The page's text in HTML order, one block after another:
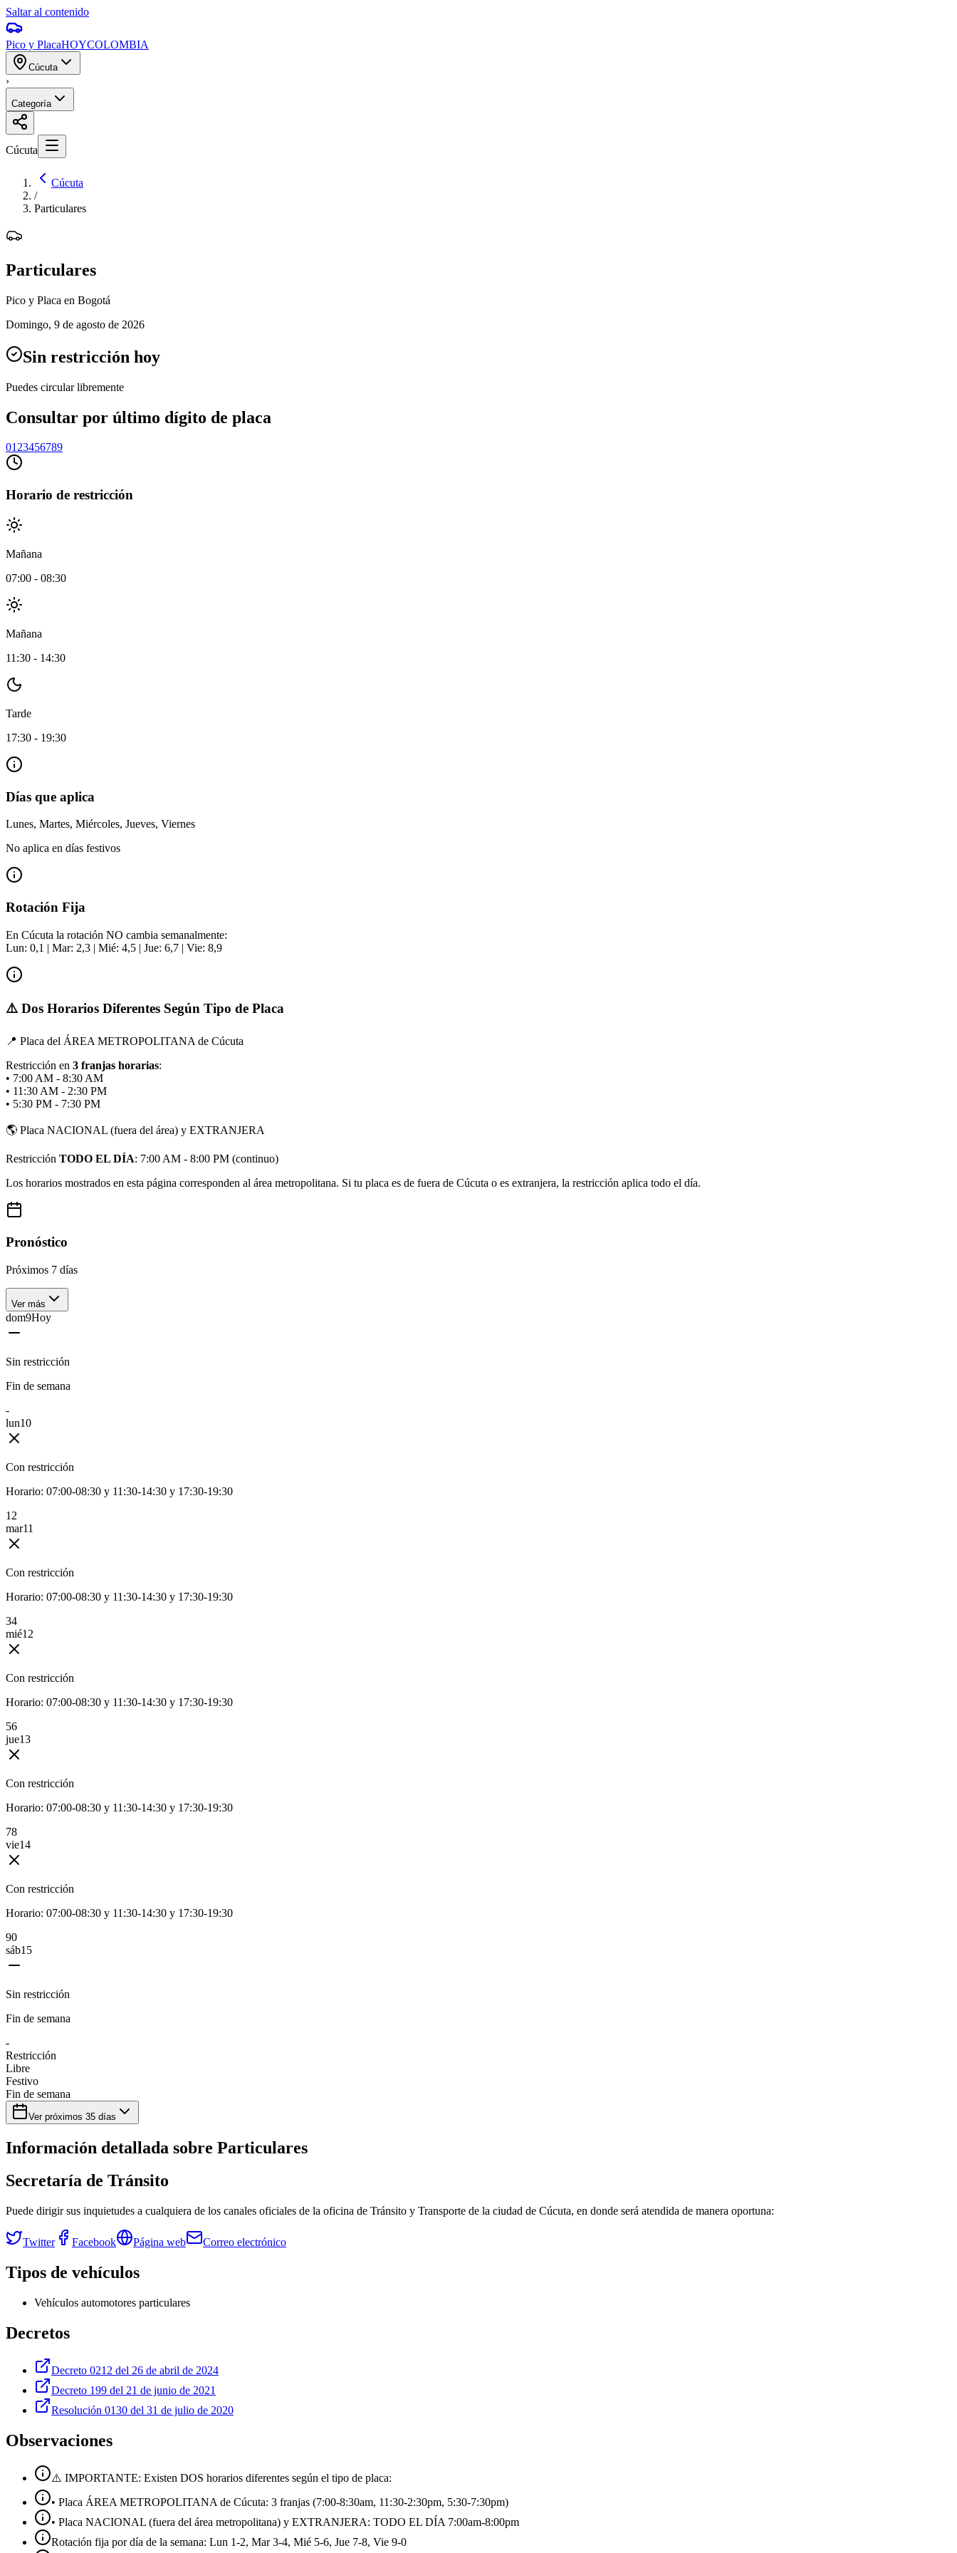
Saltar al contenido
Pico y PlacaHOYCOLOMBIA
Cúcuta
›
Categoría
Cúcuta
Cúcuta
/
Particulares
Particulares
Pico y Placa en Bogotá
Domingo, 9 de agosto de 2026
Sin restricción hoy
Puedes circular libremente
Consultar por último dígito de placa
0123456789
Horario de restricción
Mañana
07:00 - 08:30
Mañana
11:30 - 14:30
Tarde
17:30 - 19:30
Días que aplica
Lunes, Martes, Miércoles, Jueves, Viernes
No aplica en días festivos
Rotación Fija
En Cúcuta la rotación NO cambia semanalmente:
Lun: 0,1 | Mar: 2,3 | Mié: 4,5 | Jue: 6,7 | Vie: 8,9
⚠️ Dos Horarios Diferentes Según Tipo de Placa
📍 Placa del ÁREA METROPOLITANA de Cúcuta
Restricción en 3 franjas horarias:
• 7:00 AM - 8:30 AM
• 11:30 AM - 2:30 PM
• 5:30 PM - 7:30 PM
🌎 Placa NACIONAL (fuera del área) y EXTRANJERA
Restricción TODO EL DÍA: 7:00 AM - 8:00 PM (continuo)
Los horarios mostrados en esta página corresponden al área metropolitana. Si tu placa es de fuera de Cúcuta o es extranjera, la restricción aplica todo el día.
Pronóstico
Próximos 7 días
Ver más
dom9Hoy
Sin restricción
Fin de semana
-
lun10
Con restricción
Horario: 07:00-08:30 y 11:30-14:30 y 17:30-19:30
1 2
mar11
Con restricción
Horario: 07:00-08:30 y 11:30-14:30 y 17:30-19:30
34
mié12
Con restricción
Horario: 07:00-08:30 y 11:30-14:30 y 17:30-19:30
56
jue13
Con restricción
Horario: 07:00-08:30 y 11:30-14:30 y 17:30-19:30
78
vie14
Con restricción
Horario: 07:00-08:30 y 11:30-14:30 y 17:30-19:30
90
sáb15
Sin restricción
Fin de semana
-
Restricción
Libre
Festivo
Fin de semana
Ver próximos 35 días
Información detallada sobre Particulares
Secretaría de Tránsito
Puede dirigir sus inquietudes a cualquiera de los canales oficiales de la oficina de Tránsito y Transporte de la ciudad de Cúcuta, en donde será atendida de manera oportuna:
Twitter Facebook Página web Correo electrónico
Tipos de vehículos
Vehículos automotores particulares
Decretos
Decreto 0212 del 26 de abril de 2024
Decreto 199 del 21 de junio de 2021
Resolución 0130 del 31 de julio de 2020
Observaciones
⚠️ IMPORTANTE: Existen DOS horarios diferentes según el tipo de placa:
• Placa ÁREA METROPOLITANA de Cúcuta: 3 franjas (7:00-8:30am, 11:30-2:30pm, 5:30-7:30pm)
• Placa NACIONAL (fuera del área metropolitana) y EXTRANJERA: TODO EL DÍA 7:00am-8:00pm
Rotación fija por día de la semana: Lun 1-2, Mar 3-4, Mié 5-6, Jue 7-8, Vie 9-0